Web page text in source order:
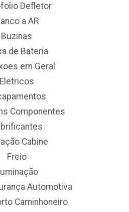
Defletor
a AR
Buzinas
de Bateria
em Geral
Eletricos
Componentes
Cabine
Freio
Automotiva
Caminhoneiro